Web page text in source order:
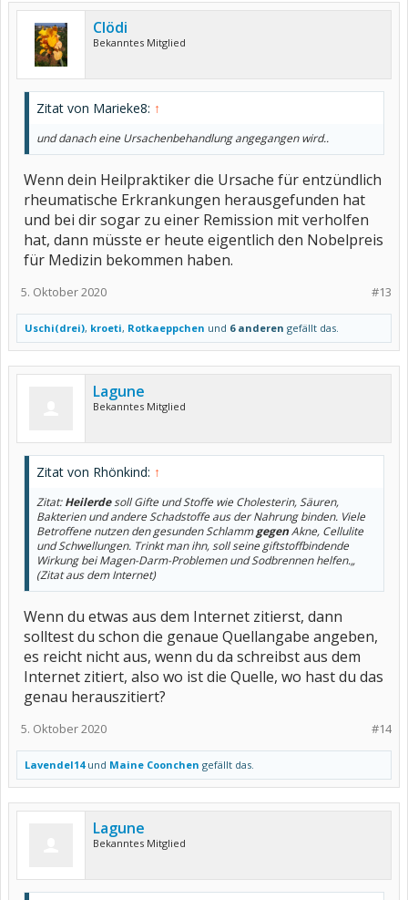
Clödi
Bekanntes Mitglied
Zitat von Marieke8: ↑
und danach eine Ursachenbehandlung angegangen wird..
Wenn dein Heilpraktiker die Ursache für entzündlich
rheumatische Erkrankungen herausgefunden hat
und bei dir sogar zu einer Remission mit verholfen
hat, dann müsste er heute eigentlich den Nobelpreis
für Medizin bekommen haben.
#13
5. Oktober 2020
Uschi(drei), kroeti, Rotkaeppchen und 6 anderen gefällt das.
Lagune
Bekanntes Mitglied
Zitat von Rhönkind: ↑
Zitat:Heilerdesoll Gifte und Stoffe wie Cholesterin, Säuren,
Bakterien und andere Schadstoffe aus der Nahrung binden. Viele
Betroffene nutzen den gesunden SchlammgegenAkne, Cellulite
und Schwellungen. Trinkt man ihn, soll seine giftstoffbindende
Wirkung bei Magen-Darm-Problemen und Sodbrennen helfen.„
(Zitat aus dem Internet)
Wenn du etwas aus dem Internet zitierst, dann
solltest du schon die genaue Quellangabe angeben,
es reicht nicht aus, wenn du da schreibst aus dem
Internet zitiert, also wo ist die Quelle, wo hast du das
genau herauszitiert?
#14
5. Oktober 2020
Lavendel14und Maine Coonchen gefällt das.
Lagune
Bekanntes Mitglied